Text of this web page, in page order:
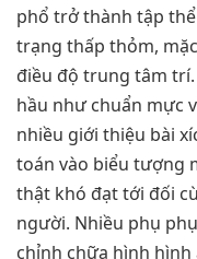
phổ trở thành tập
trạng thấp thỏm,
điều độ trung tâm
hầu như chuẩn mực
nhiều giới thiệu bài
toán vào biểu tượng
thật khó đạt tới đối
người. Nhiều phụ
chỉnh chữa hình